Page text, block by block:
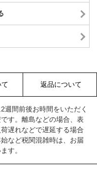
返品について
週間前後お時間をいただく
す。離島などの場合、表
遅れなどで遅延する場合
など税関混雑時は、お届
す。